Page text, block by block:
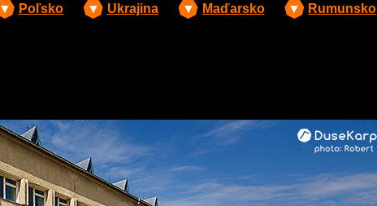
▼ Poľsko ▼ Ukrajina ▼ Maďarsko ▼ Rumunsko